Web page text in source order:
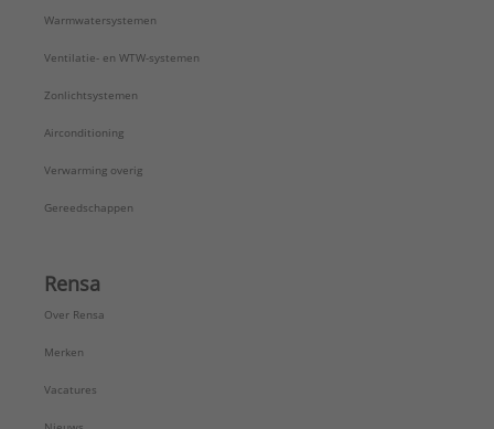
Warmwatersystemen
Ventilatie- en WTW-systemen
Zonlichtsystemen
Airconditioning
Verwarming overig
Gereedschappen
Rensa
Over Rensa
Merken
Vacatures